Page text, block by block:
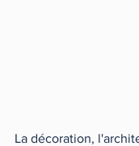
La décoration,